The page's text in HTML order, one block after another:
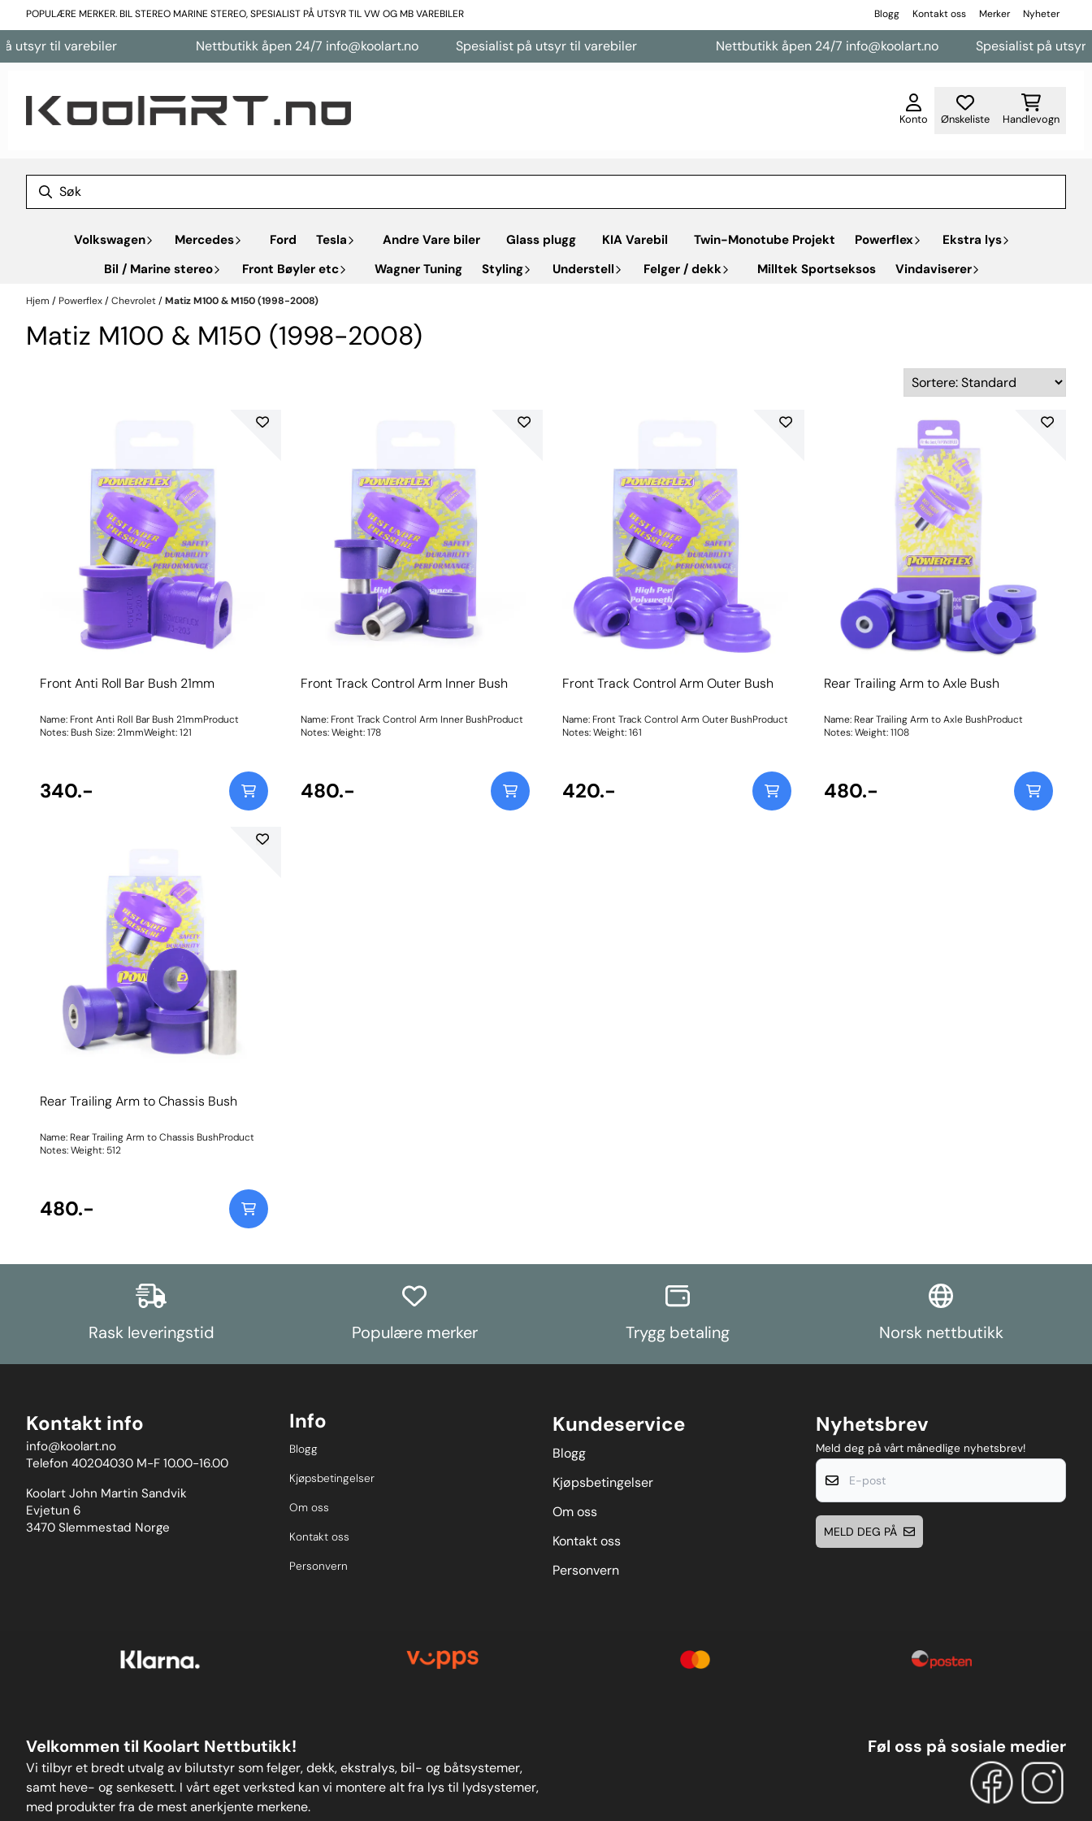
Hopp til innhold
POPULÆRE MERKER. BIL STEREO MARINE STEREO, SPESIALIST PÅ UTSYR TIL VW OG MB VAREBILER Blogg Kontakt oss Merker Nyheter
til varebiler Nettbutikk åpen 24/7 info@koolart.no Spesialist på utsyr til varebiler Nettbutikk åpen 24/7 info@koolart.no Spesialist på utsyr til
Konto Ønskeliste Handlevogn
Volkswagen Mercedes Ford Tesla Andre Vare biler Glass plugg KIA Varebil Twin-Monotube Projekt Powerflex
Ekstra lys
Bil / Marine stereo
Front Bøyler etc Wagner Tuning Styling Understell Felger / dekk Milltek Sportseksos Vindaviserer
Hjem / Powerflex/Chevrolet/Matiz M100 & M150 (1998-2008)
Matiz M100 & M150 (1998-2008)
Front Anti Roll Bar Bush 21mm
Name: Front Anti Roll Bar Bush 21mmProduct
Notes: Bush Size: 21mmWeight: 121
340.-
Front Track Control Arm Inner Bush
Name: Front Track Control Arm Inner BushProduct
Notes: Weight: 178
480.-
Front Track Control Arm Outer Bush
Name: Front Track Control Arm Outer BushProduct
Notes: Weight: 161
420.-
Rear Trailing Arm to Axle Bush
Name: Rear Trailing Arm to Axle BushProduct
Notes: Weight: 1108
480.-
Rear Trailing Arm to Chassis Bush
Name: Rear Trailing Arm to Chassis BushProduct
Notes: Weight: 512
480.-
Rask leveringstid Populære merker Trygg betaling Norsk nettbutikk
Kontakt info
info@koolart.no
Telefon 40204030 M-F 10.00-16.00
Koolart John Martin Sandvik
Evjetun 6
3470 Slemmestad Norge
Info
Blogg
Kjøpsbetingelser
Om oss
Kontakt oss
Personvern
Kundeservice
Blogg
Kjøpsbetingelser
Om oss
Kontakt oss
Personvern
Nyhetsbrev
Meld deg på vårt månedlige nyhetsbrev!
E-post
MELD DEG PÅ
Velkommen til Koolart Nettbutikk!
Vi tilbyr et bredt utvalg av bilutstyr som felger, dekk, ekstralys, bil- og båtsystemer,
samt heve- og senkesett. I vårt eget verksted kan vi montere alt fra lys til lydsystemer,
med produkter fra de mest anerkjente merkene.
Føl oss på sosiale medier